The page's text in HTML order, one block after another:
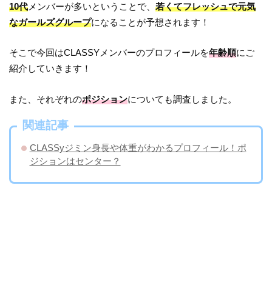
10代 メンバーが多いということで、若くてフレッシュで元気
なガールズグループになることが予想されます！
そこで今回はCLASSYメンバーのプロフィールを年齢順にご
紹介していきます！
また、それぞれのポジションについても調査しました。
関連記事
CLASSyジミン身長や体重がわかるプロフィール！ポ
ジションはセンター？